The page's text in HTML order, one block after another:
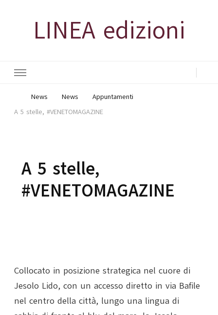
LINEA edizioni
News News
Appuntamenti
A 5 stelle, #VENETOMAGAZINE
A 5 stelle,
#VENETOMAGAZINE
Collocato in posizione strategica nel cuore di
Jesolo Lido, con un accesso diretto in via Bafile
nel centro della città, lungo una lingua di